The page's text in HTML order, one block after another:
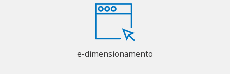
e-dimensionamento